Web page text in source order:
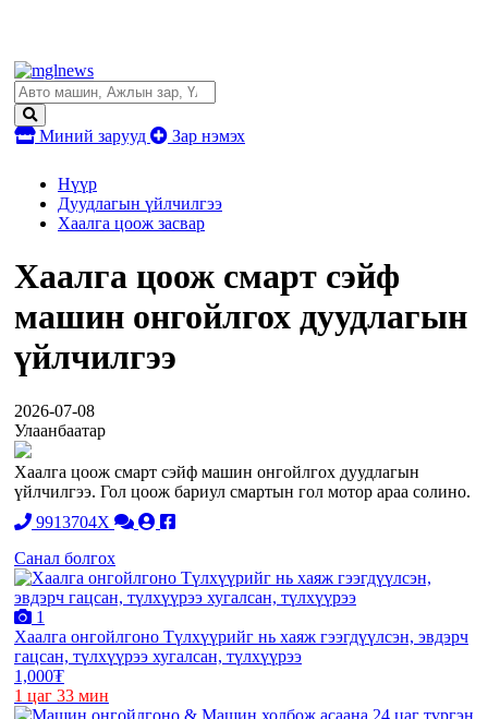
Миний зарууд Зар нэмэх
Нүүр
Дуудлагын үйлчилгээ
Хаалга цоож засвар
Хаалга цоож смарт сэйф
машин онгойлгох дуудлагын
үйлчилгээ
2026-07-08
Улаанбаатар
Хаалга цоож смарт сэйф машин онгойлгох дуудлагын
үйлчилгээ. Гол цоож бариул смартын гол мотор араа солино.
9913704X
Санал болгох
1
Хаалга онгойлгоно Түлхүүрийг нь хаяж гээгдүүлсэн, эвдэрч
гацсан, түлхүүрээ хугалсан, түлхүүрээ
1,000₮
1 цаг 33 мин